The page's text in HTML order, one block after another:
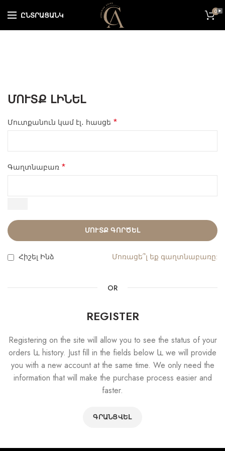
ԸՆՏՐԱՑԱՆԿ 0
ՄՈՒՏՔ ԼԻՆԵԼ
Մուտքանուն կամ էլ․ հասցե *
Գաղտնաբառ *
ՄՈՒՏՔ ԳՈՐԾԵԼ
Մոռացե՞լ եք գաղտնաբառը:
Հիշել Ինձ
OR
REGISTER
Registering on the site will allow you to see the status of your
orders և history. Just fill in the fields below և we will provide
you with a new account at the same time. We only need the
information that will make the purchase process easier and
faster.
ԳՐԱՆՑՎԵԼ